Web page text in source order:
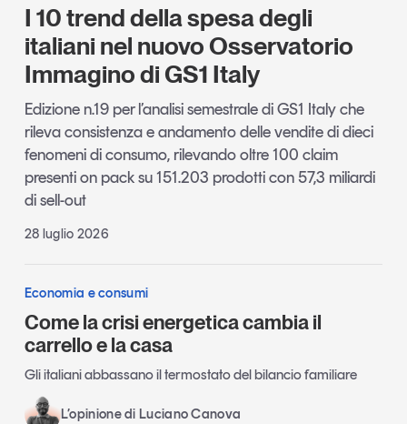
I 10 trend della spesa degli
italiani nel nuovo Osservatorio
Immagino di GS1 Italy
Edizione n.19 per l’analisi semestrale di GS1 Italy che
rileva consistenza e andamento delle vendite di dieci
fenomeni di consumo, rilevando oltre 100 claim
presenti on pack su 151.203 prodotti con 57,3 miliardi
di sell-out
28 luglio 2026
Economia e consumi
Come la crisi energetica cambia il
carrello e la casa
Gli italiani abbassano il termostato del bilancio familiare
L’opinione di Luciano Canova